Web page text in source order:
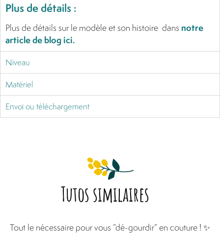
Plus de détails :
Plus de détails sur le modèle et son histoire dans notre
article de blog ici.
Niveau
Matériel
Envoi ou téléchargement
Tutos similaires
Tout le nécessaire pour vous “dé-gourdir” en couture ! ✨